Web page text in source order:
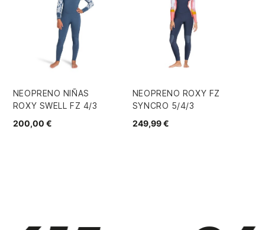
NEOPRENO NIÑAS
ROXY SWELL FZ 4/3
200,00 €
NEOPRENO ROXY FZ
SYNCRO 5/4/3
249,99 €